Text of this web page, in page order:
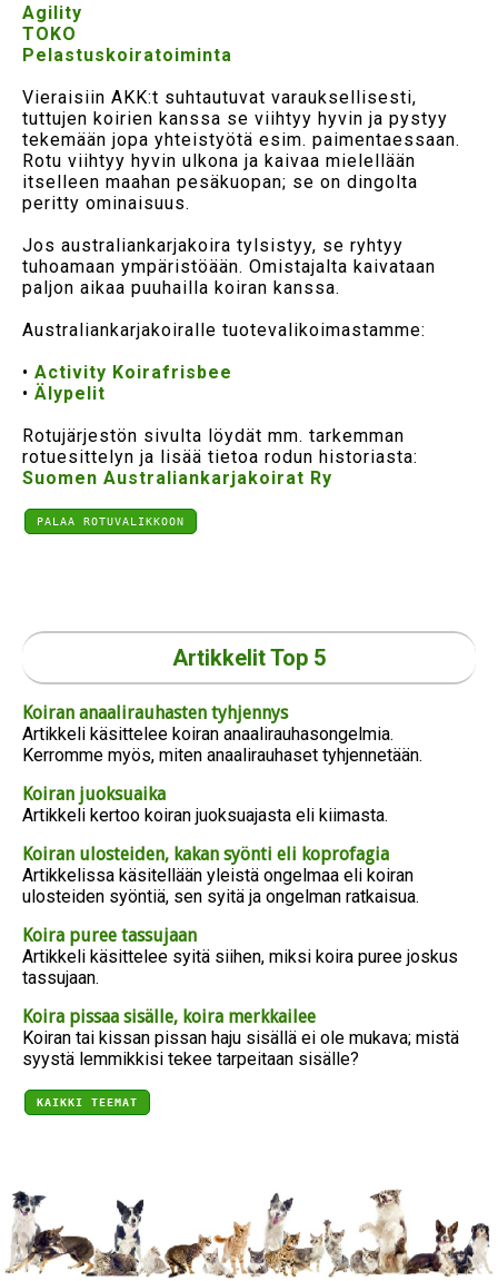
Agility
TOKO
Pelastuskoiratoiminta
Vieraisiin AKK:t suhtautuvat varauksellisesti,
tuttujen koirien kanssa se viihtyy hyvin ja pystyy
tekemään jopa yhteistyötä esim. paimentaessaan.
Rotu viihtyy hyvin ulkona ja kaivaa mielellään
itselleen maahan pesäkuopan; se on dingolta
peritty ominaisuus.
Jos australiankarjakoira tylsistyy, se ryhtyy
tuhoamaan ympäristöään. Omistajalta kaivataan
paljon aikaa puuhailla koiran kanssa.
Australiankarjakoiralle tuotevalikoimastamme:
• Activity Koirafrisbee
• Älypelit
Rotujärjestön sivulta löydät mm. tarkemman
rotuesittelyn ja lisää tietoa rodun historiasta:
Suomen Australiankarjakoirat Ry
PALAA ROTUVALIKKOON
Artikkelit Top 5
Koiran anaalirauhasten tyhjennys
Artikkeli käsittelee koiran anaalirauhasongelmia.
Kerromme myös, miten anaalirauhaset tyhjennetään.
Koiran juoksuaika
Artikkeli kertoo koiran juoksuajasta eli kiimasta.
Koiran ulosteiden, kakan syönti eli koprofagia
Artikkelissa käsitellään yleistä ongelmaa eli koiran
ulosteiden syöntiä, sen syitä ja ongelman ratkaisua.
Koira puree tassujaan
Artikkeli käsittelee syitä siihen, miksi koira puree joskus
tassujaan.
Koira pissaa sisälle, koira merkkailee
Koiran tai kissan pissan haju sisällä ei ole mukava; mistä
syystä lemmikkisi tekee tarpeitaan sisälle?
KAIKKI TEEMAT